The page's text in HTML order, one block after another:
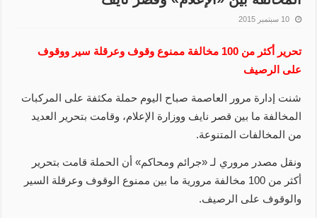
10 سبتمبر 2015
تحرير أكثر من 100 مخالفة ممنوع وقوف وعرقلة سير ووقوف
على الرصيف
شنت إدارة مرور العاصمة صباح اليوم حملة مكثفة على المركبات
المخالفة ما بين قصر نايف ووزارة الإعلام، وقامت بتحرير العديد
من المخالفات المتنوعة.
ونقل مصدر مروري لـ «جرائم ومحاكم» أن الحملة قامت بتحرير
أكثر من 100 مخالفة مرورية ما بين ممنوع الوقوف وعرقلة السير
والوقوف على الرصيف.